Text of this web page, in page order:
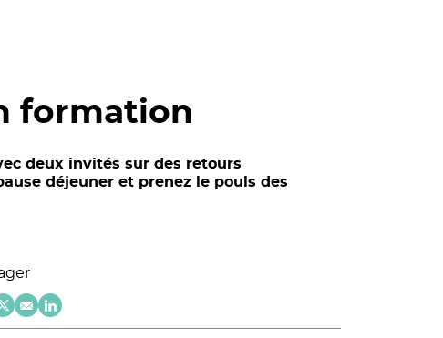
formation
deux invités sur des retours
déjeuner et prenez le pouls des